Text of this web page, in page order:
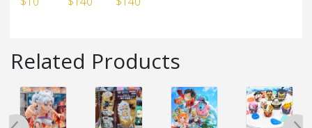
Related Products